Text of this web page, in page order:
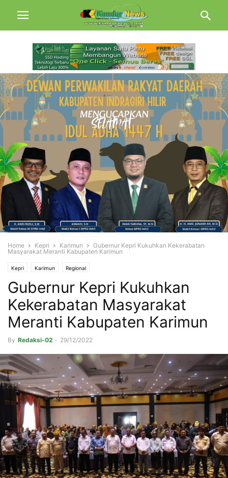
Home Kepri Karimun
Gubernur Kepri Kukuhkan Kekerabatan
Masyarakat Meranti Kabupaten Karimun
Kepri Karimun Regional
Gubernur Kepri Kukuhkan
Kekerabatan Masyarakat
Meranti Kabupaten Karimun
By Redaksi-02 - 29/12/2022